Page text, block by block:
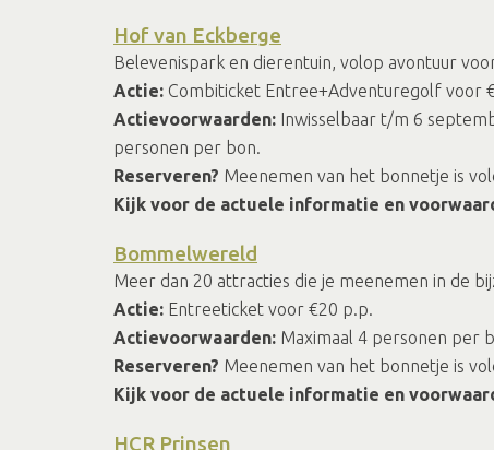
Hof van Eckberge
Belevenispark en dierentuin, volop avontuur
Actie: Combiticket Entree+Adventuregolf voor
Actievoorwaarden: Inwisselbaar t/m 6
personen per bon.
Reserveren? Meenemen van het bonnetje is
Kijk voor de actuele informatie en
Bommelwereld
Meer dan 20 attracties die je meenemen in de
Actie: Entreeticket voor €20 p.p.
Actievoorwaarden: Maximaal 4 personen per
Reserveren? Meenemen van het bonnetje is
Kijk voor de actuele informatie en
HCR Prinsen